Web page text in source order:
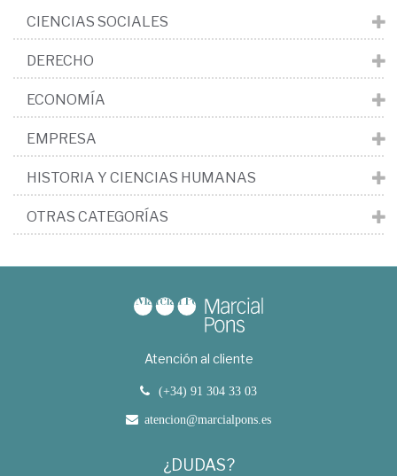
CIENCIAS SOCIALES
DERECHO
ECONOMÍA
EMPRESA
HISTORIA Y CIENCIAS HUMANAS
OTRAS CATEGORÍAS
Atención al cliente
(+34) 91 304 33 03
atencion@marcialpons.es
¿DUDAS?